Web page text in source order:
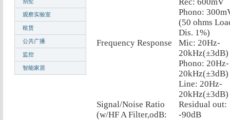
Phono:
(50 ohms
Dis. 1%)
Frequency Response
Mic: 20Hz-
20kHz(±3dB)
Phono: 20Hz-
20kHz(±3dB)
Line: 20Hz-
20kHz(±3dB)
Signal/Noise Ratio
(w/HF A Filter,odB:
Residual out:
-90dB
观察实验室
租赁
公共广播
监控
智能家居